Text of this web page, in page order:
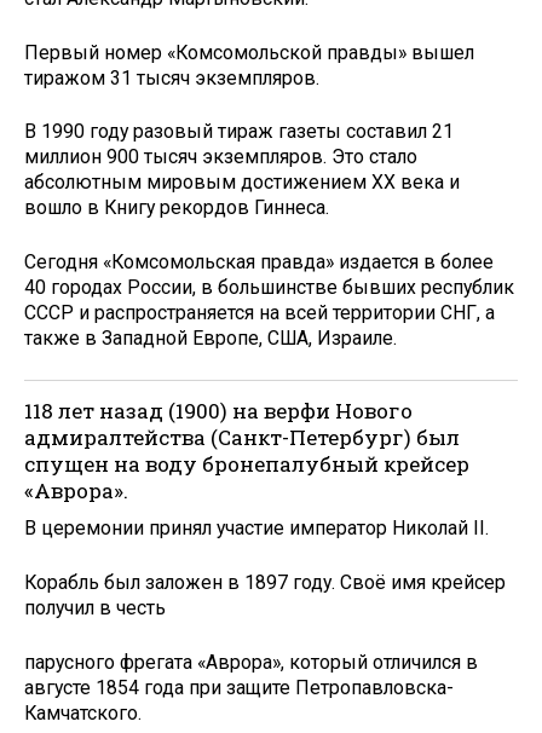
Первый номер «Комсомольской правды» вышел
тиражом 31 тысяч экземпляров.
В 1990 году разовый тираж газеты составил 21
миллион 900 тысяч экземпляров. Это стало
абсолютным мировым достижением ХХ века и
вошло в Книгу рекордов Гиннеса.
Сегодня «Комсомольская правда» издается в более
40 городах России, в большинстве бывших республик
СССР и распространяется на всей территории СНГ, а
также в Западной Европе, США, Израиле.
118 лет назад (1900) на верфи Нового
адмиралтейства (Санкт-Петербург) был
спущен на воду бронепалубный крейсер
«Аврора».
В церемонии принял участие император Николай II.
Корабль был заложен в 1897 году. Своё имя крейсер
получил в честь
парусного фрегата «Аврора», который отличился в
августе 1854 года при защите Петропавловска-
Камчатского.